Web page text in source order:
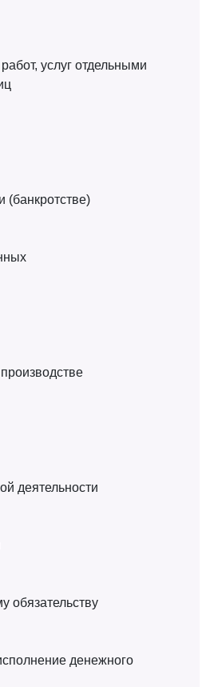
услуг отдельными
(банкротстве)
деятельности
обязательству
денежного